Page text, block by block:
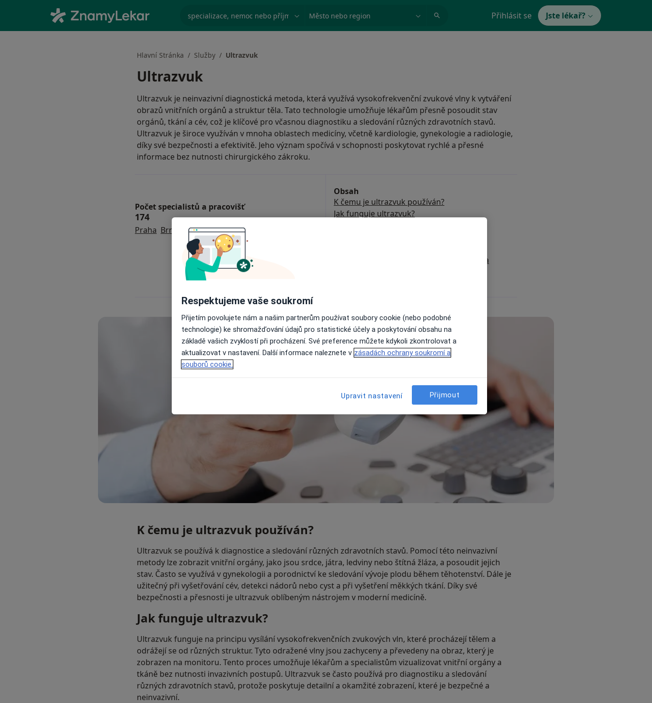
specializace, nemoc nebo příjmení Město nebo region Přihlásit se Jste lékař?
Hlavní Stránka Služby Ultrazvuk
Ultrazvuk
Ultrazvuk je neinvazivní diagnostická metoda, která využívá vysokofrekvenční zvukové vlny k vytváření
obrazů vnitřních orgánů a struktur těla. Tato technologie umožňuje lékařům přesně posoudit stav
orgánů, tkání a cév, což je klíčové pro včasnou diagnostiku a sledování různých zdravotních stavů.
Ultrazvuk je široce využíván v mnoha oblastech medicíny, včetně kardiologie, gynekologie a radiologie,
díky své bezpečnosti a efektivitě. Jeho význam spočívá v schopnosti poskytovat rychlé a přesné
informace bez nutnosti chirurgického zákroku.
Počet specialistů a pracovišť
174
Praha Brno Ostrava Havířov
Obsah
K čemu je ultrazvuk používán?
Jak funguje ultrazvuk?
Ultrazvuk: Doporučení specialisté a centra
K čemu je ultrazvuk používán?
Ultrazvuk se používá k diagnostice a sledování různých zdravotních stavů. Pomocí této neinvazivní
metody lze zobrazit vnitřní orgány, jako jsou srdce, játra, ledviny nebo štítná žláza, a posoudit jejich
stav. Často se využívá v gynekologii a porodnictví ke sledování vývoje plodu během těhotenství. Dále je
užitečný při vyšetřování cév, detekci nádorů nebo cyst a při vyšetření měkkých tkání. Díky své
bezpečnosti a přesnosti je ultrazvuk oblíbeným nástrojem v moderní medicíně.
Jak funguje ultrazvuk?
Ultrazvuk funguje na principu vysílání vysokofrekvenčních zvukových vln, které procházejí tělem a
odrážejí se od různých struktur. Tyto odražené vlny jsou zachyceny a převedeny na obraz, který je
zobrazen na monitoru. Tento proces umožňuje lékařům a specialistům vizualizovat vnitřní orgány a
tkáně bez nutnosti invazivních postupů. Ultrazvuk se často používá pro diagnostiku a sledování
různých zdravotních stavů, protože poskytuje detailní a okamžité zobrazení, které je bezpečné a
neinvazivní.
Respektujeme vaše soukromí
Přijetím povolujete nám a našim partnerům používat soubory cookie (nebo podobné
technologie) ke shromažďování údajů pro statistické účely a poskytování obsahu na
základě vašich zvyklostí při procházení. Své preference můžete kdykoli zkontrolovat a
aktualizovat v nastavení. Další informace naleznete v zásadách ochrany soukromí a
souborů cookie.
Upravit nastavení Přijmout